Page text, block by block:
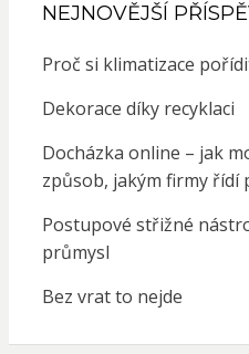
NEJNOVĚJŠÍ
Proč si klimatizace
Dekorace díky recyklaci
Docházka online – jak
způsob, jakým firmy řídí
Postupové střižné
průmysl
Bez vrat to nejde